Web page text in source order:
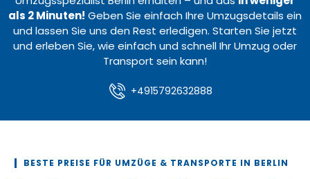
als 2 Minuten! Geben Sie einfach Ihre Umzugsdetails ein
und lassen Sie uns den Rest erledigen. Starten Sie jetzt
und erleben Sie, wie einfach und schnell Ihr Umzug oder
Transport sein kann!
+4915792632888
BESTE PREISE FÜR UMZÜGE & TRANSPORTE IN BERLIN